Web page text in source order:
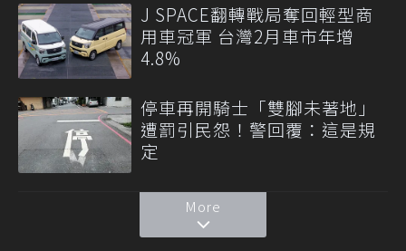
J SPACE翻轉戰局奪回輕型商
用車冠軍 台灣2月車市年增
4.8%
停車再開騎士「雙腳未著地」
遭罰引民怨！警回覆：這是規
定
More